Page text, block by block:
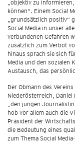
„objektiv zu
können“. Einem Social
„grundsätzlich positiv“
Social Media in unser
verbundenen Gefahren
zusätzlich zum Verbot
hinaus sprach sie sich
Media und den sozialen
Austausch, das
Der Obmann des
Niederösterreich,
„den jungen
hob vor allem auch die
Präsident der
die Bedeutung eines
zum Thema Social